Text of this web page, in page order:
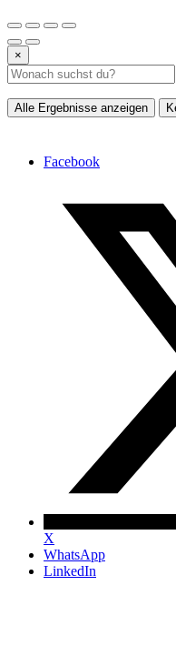
×
Alle Ergebnisse anzeigen
Facebook
X
WhatsApp
LinkedIn